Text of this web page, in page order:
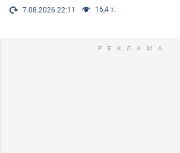
7.08.2026 22:11 16,4 т.